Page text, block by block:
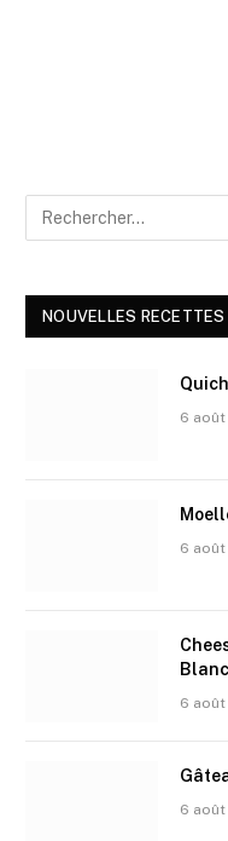
NOUVELLES RECETTES
6 août
6 août
Blanc
6 août
6 août